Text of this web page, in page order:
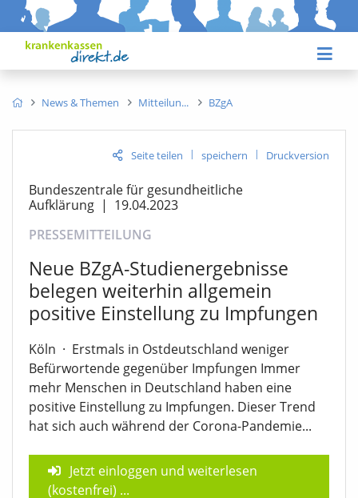
News & Themen Mitteilun BZgA
Seite teilen | speichern | Druckversion
Bundeszentrale für gesundheitliche
Aufklärung | 19.04.2023
PRESSEMITTEILUNG
Neue BZgA-Studienergebnisse
belegen weiterhin allgemein
positive Einstellung zu Impfungen
Köln · Erstmals in Ostdeutschland weniger
Befürwortende gegenüber Impfungen Immer
mehr Menschen in Deutschland haben eine
positive Einstellung zu Impfungen. Dieser Trend
hat sich auch während der Corona-Pandemie...
Jetzt einloggen und weiterlesen
(kostenfrei) ...